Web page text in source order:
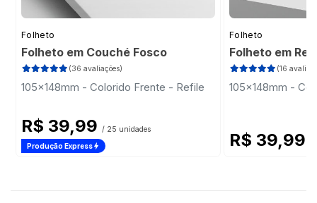
Folheto
Folheto em Couché Fosco
(36 avaliações)
105x148mm - Colorido Frente - Refile
R$ 39,99 / 25 unidades
Produção Express
Folheto
Folheto em
(16
105x148mm -
R$ 39,99